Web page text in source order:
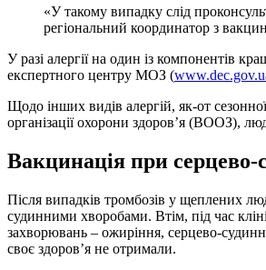
«У такому випадку слід
регіональний координатор з
У разі алергії на один із компонентів
експертного центру МОЗ (
Щодо інших видів алергій, як-от
організації охорони здоров’я (ВООЗ),
Вакцинація при
Після випадків тромбозів у щеплених
судинними хворобами. Втім, під час
захворювань – ожиріння, серцево-
своє здоров’я не отримали.